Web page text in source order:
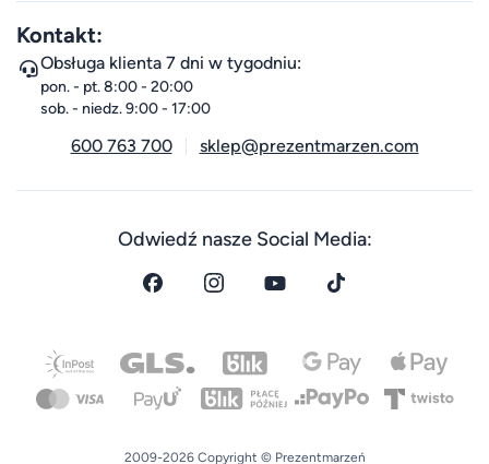
Kontakt:
Obsługa klienta 7 dni w tygodniu:
pon. - pt. 8:00 - 20:00
sob. - niedz. 9:00 - 17:00
600 763 700 sklep@prezentmarzen.com
Odwiedź nasze Social Media:
2009-2026 Copyright © Prezentmarzeń